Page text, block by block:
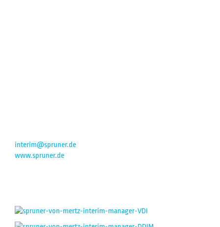
interim@spruner.de
www.spruner.de